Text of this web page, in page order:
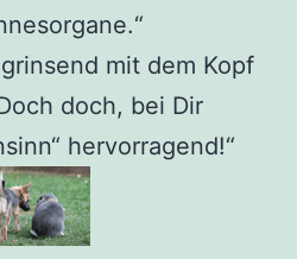
mit dem Kopf
doch, bei Dir
hervorragend!“